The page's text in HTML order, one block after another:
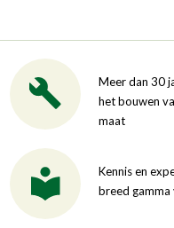
Meer dan 30
het bouwen
maat
Kennis en
breed